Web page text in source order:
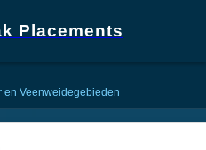
Placements
en Veenweidegebieden